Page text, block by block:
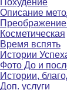
Похудение
Описание
Косметическая
Время вспять
Истории
Фото До и
Истории,
Доп. услуги